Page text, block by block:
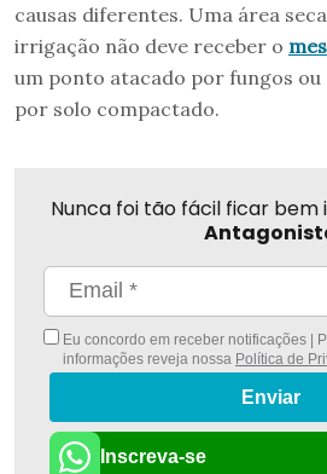
causas diferentes. Uma área
irrigação não deve receber o
um ponto atacado por fungos ou
por solo compactado.
Nunca foi tão fácil ficar
Eu concordo em receber notificações |
informações reveja nossa Política de
Enviar
Inscreva-se